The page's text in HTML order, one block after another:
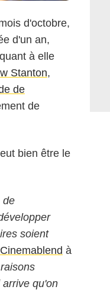
d'octobre,
d'un an,
à elle
Stanton,
de
de
bien être le
de
soient
à
qu'on